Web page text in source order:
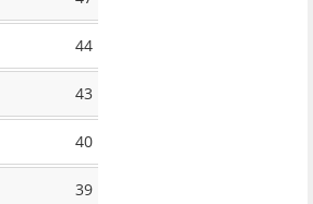
44
43
40
39